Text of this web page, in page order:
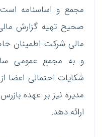
مجمع و اساسنامه
صحیح تهیه گزارش
مالی شرکت اطمینان
و به مجمع عمومی
شکایات احتمالی اعضا
مدیره نیز بر عهده
ارائه دهد.